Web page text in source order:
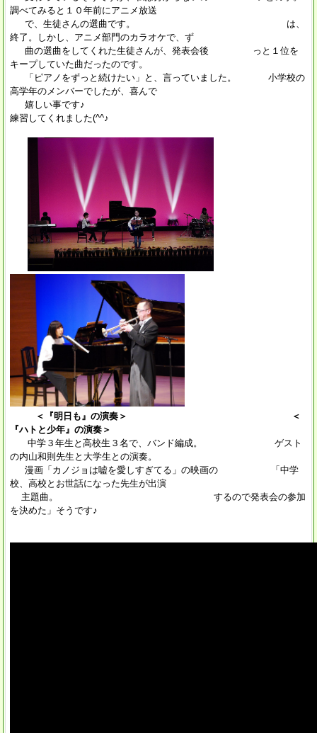
調べてみると１０年前にアニメ放送
で、生徒さんの選曲です。 は、
終了。しかし、アニメ部門のカラオケで、ず
曲の選曲をしてくれた生徒さんが、発表会後 っと１位を
キープしていた曲だったのです。
「ピアノをずっと続けたい」と、言っていました。 小学校の
高学年のメンバーでしたが、喜んで
嬉しい事です♪
練習してくれました(^^♪
＜『明日も』の演奏＞ ＜
『ハトと少年』の演奏＞
中学３年生と高校生３名で、バンド編成。 ゲスト
の内山和則先生と大学生との演奏。
漫画「カノジョは嘘を愛しすぎてる」の映画の 「中学
校、高校とお世話になった先生が出演
主題曲。 するので発表会の参加
を決めた」そうです♪